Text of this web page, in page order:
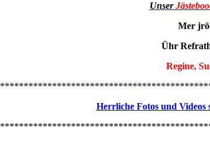
Unser
Mer
Ühr
Regine,
Herrliche Fotos und